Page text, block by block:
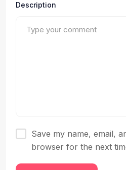
Description
Save my name, email,
browser for the next